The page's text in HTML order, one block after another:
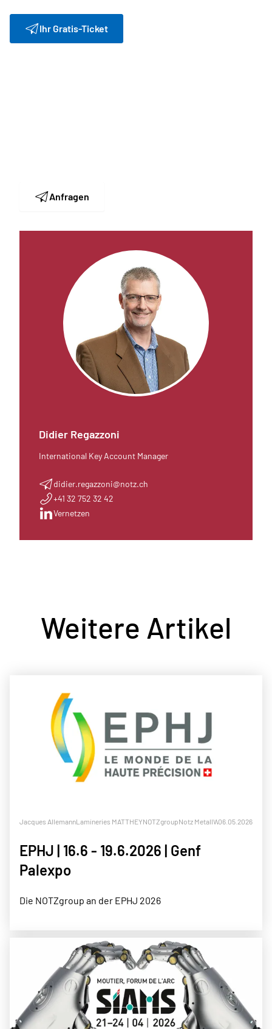
Ihr Gratis-Ticket
Anfragen
Didier Regazzoni
International Key Account Manager
didier.regazzoni@notz.ch
+41 32 752 32 42
Vernetzen
Weitere Artikel
Jacques AllemannLamineries MATTHEYNOTZgroupNotz MetallWeber + Calibra
06.05.2026
EPHJ | 16.6 - 19.6.2026 | Genf
Palexpo
Die NOTZgroup an der EPHJ 2026